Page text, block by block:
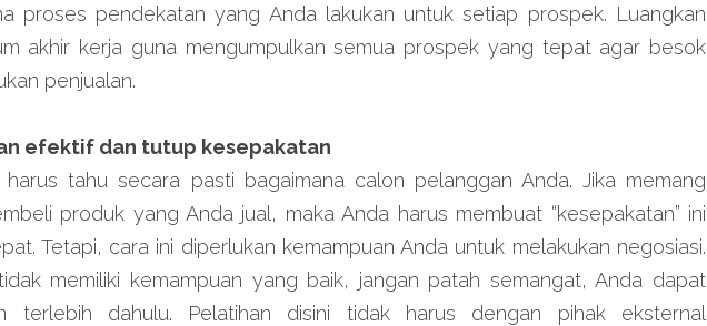
proses pendekatan yang Anda lakukan untuk setiap prospek. Luangkan
akhir kerja guna mengumpulkan semua prospek yang tepat agar besok
penjualan.
efektif dan tutup kesepakatan
tahu secara pasti bagaimana calon pelanggan Anda. Jika memang
produk yang Anda jual, maka Anda harus membuat “kesepakatan” ini
Tetapi, cara ini diperlukan kemampuan Anda untuk melakukan negosiasi.
memiliki kemampuan yang baik, jangan patah semangat, Anda dapat
terlebih dahulu. Pelatihan disini tidak harus dengan pihak eksternal